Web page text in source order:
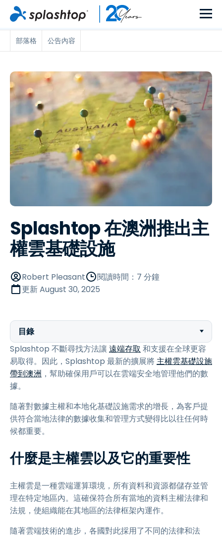
部落格 公告內容
Splashtop 在澳洲推出主
權雲基礎設施
Robert Pleasant
閱讀時間：7 分鐘
更新August 30, 2025
目錄
Splashtop 不斷尋找方法讓 遠端存取 和支援在全球更容
易取得。因此，Splashtop 最新的擴展將主權雲基礎設施
帶到澳洲 ，幫助確保用戶可以在雲端安全地管理他們的數
據。
隨著對數據主權和本地化基礎設施需求的增長，為客戶提
供符合當地法律的數據收集和管理方式變得比以往任何時
候都重要。
什麼是主權雲以及它的重要性
主權雲是一種雲端運算環境，所有資料和資源都儲存並管
理在特定地區內。這確保符合所有當地的資料主權法律和
法規，使組織能在其地區的法律框架內運作。
隨著雲端技術的進步，各國對此採用了不同的法律和法